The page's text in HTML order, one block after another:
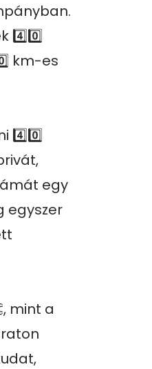
4️⃣0️⃣
km-es
4️⃣0️⃣
egy
egyszer
mint a